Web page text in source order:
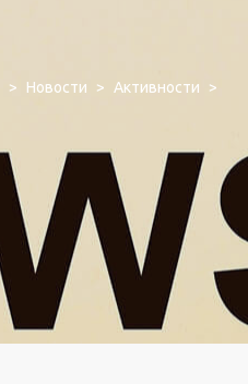
> Новости > Активности
>